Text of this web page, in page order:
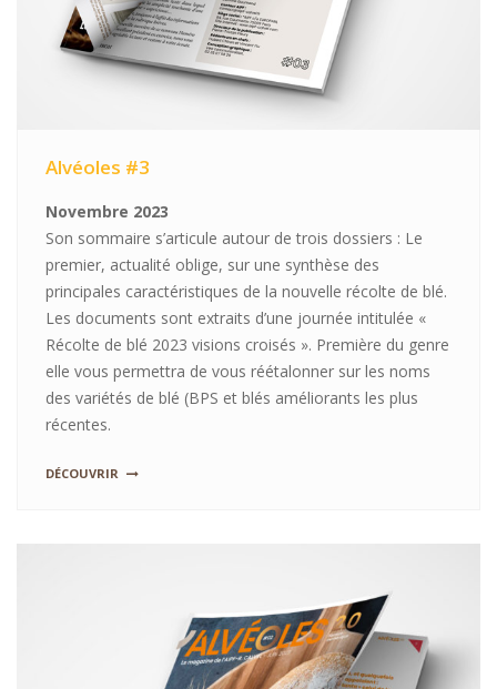
Alvéoles #3
Novembre 2023
Son sommaire s’articule autour de trois dossiers : Le
premier, actualité oblige, sur une synthèse des
principales caractéristiques de la nouvelle récolte de blé.
Les documents sont extraits d’une journée intitulée «
Récolte de blé 2023 visions croisés ». Première du genre
elle vous permettra de vous réétalonner sur les noms
des variétés de blé (BPS et blés améliorants les plus
récentes.
DÉCOUVRIR